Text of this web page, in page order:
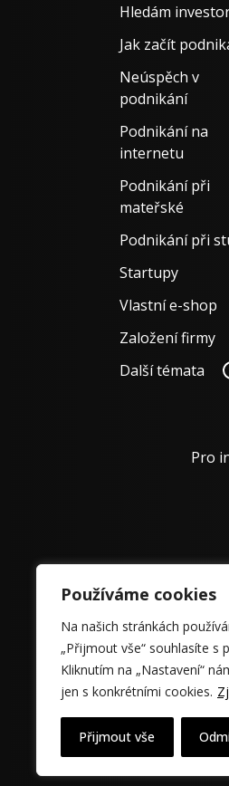
Používáme cookies
Na našich stránkách
„Přijmout vše“ souhlasíte s
Kliknutím na „Nastavení“
jen s konkrétními cookies.
Přijmout vše
Hledám
Jak začít
Neúspěch v
podnikání
Podnikání na
internetu
Podnikání při
mateřské
Podnikání při
Startupy
Vlastní e-shop
Založení firmy
Další témata
Pro